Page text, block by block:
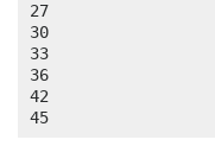
27
30
33
36
42
45